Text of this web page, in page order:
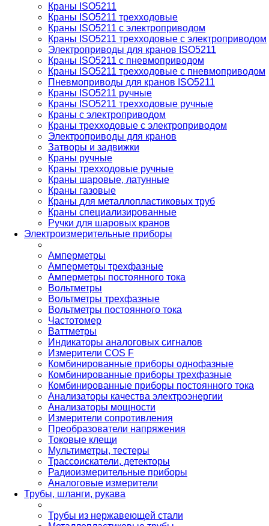
Краны ISO5211
Краны ISO5211 трехходовые
Краны ISO5211 с электроприводом
Краны ISO5211 трехходовые с электроприводом
Электроприводы для кранов ISO5211
Краны ISO5211 с пневмоприводом
Краны ISO5211 трехходовые с пневмоприводом
Пневмоприводы для кранов ISO5211
Краны ISO5211 ручные
Краны ISO5211 трехходовые ручные
Краны с электроприводом
Краны трехходовые с электроприводом
Электроприводы для кранов
Затворы и задвижки
Краны ручные
Краны трехходовые ручные
Краны шаровые, латунные
Краны газовые
Краны для металлопластиковых труб
Краны специализированные
Ручки для шаровых кранов
Электроизмерительные приборы
Амперметры
Амперметры трехфазные
Амперметры постоянного тока
Вольтметры
Вольтметры трехфазные
Вольтметры постоянного тока
Частотомер
Ваттметры
Индикаторы аналоговых сигналов
Измерители COS F
Комбинированные приборы однофазные
Комбинированные приборы трехфазные
Комбинированные приборы постоянного тока
Анализаторы качества электроэнергии
Анализаторы мощности
Измерители сопротивления
Преобразователи напряжения
Токовые клещи
Мультиметры, тестеры
Трассоискатели, детекторы
Радиоизмерительные приборы
Аналоговые измерители
Трубы, шланги, рукава
Трубы из нержавеющей стали